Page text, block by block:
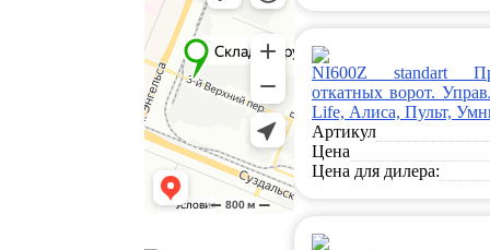
NI600Z standart
откатных ворот.
Life, Алиса, Пульт,
Артикул
Цена
Цена для дилера: